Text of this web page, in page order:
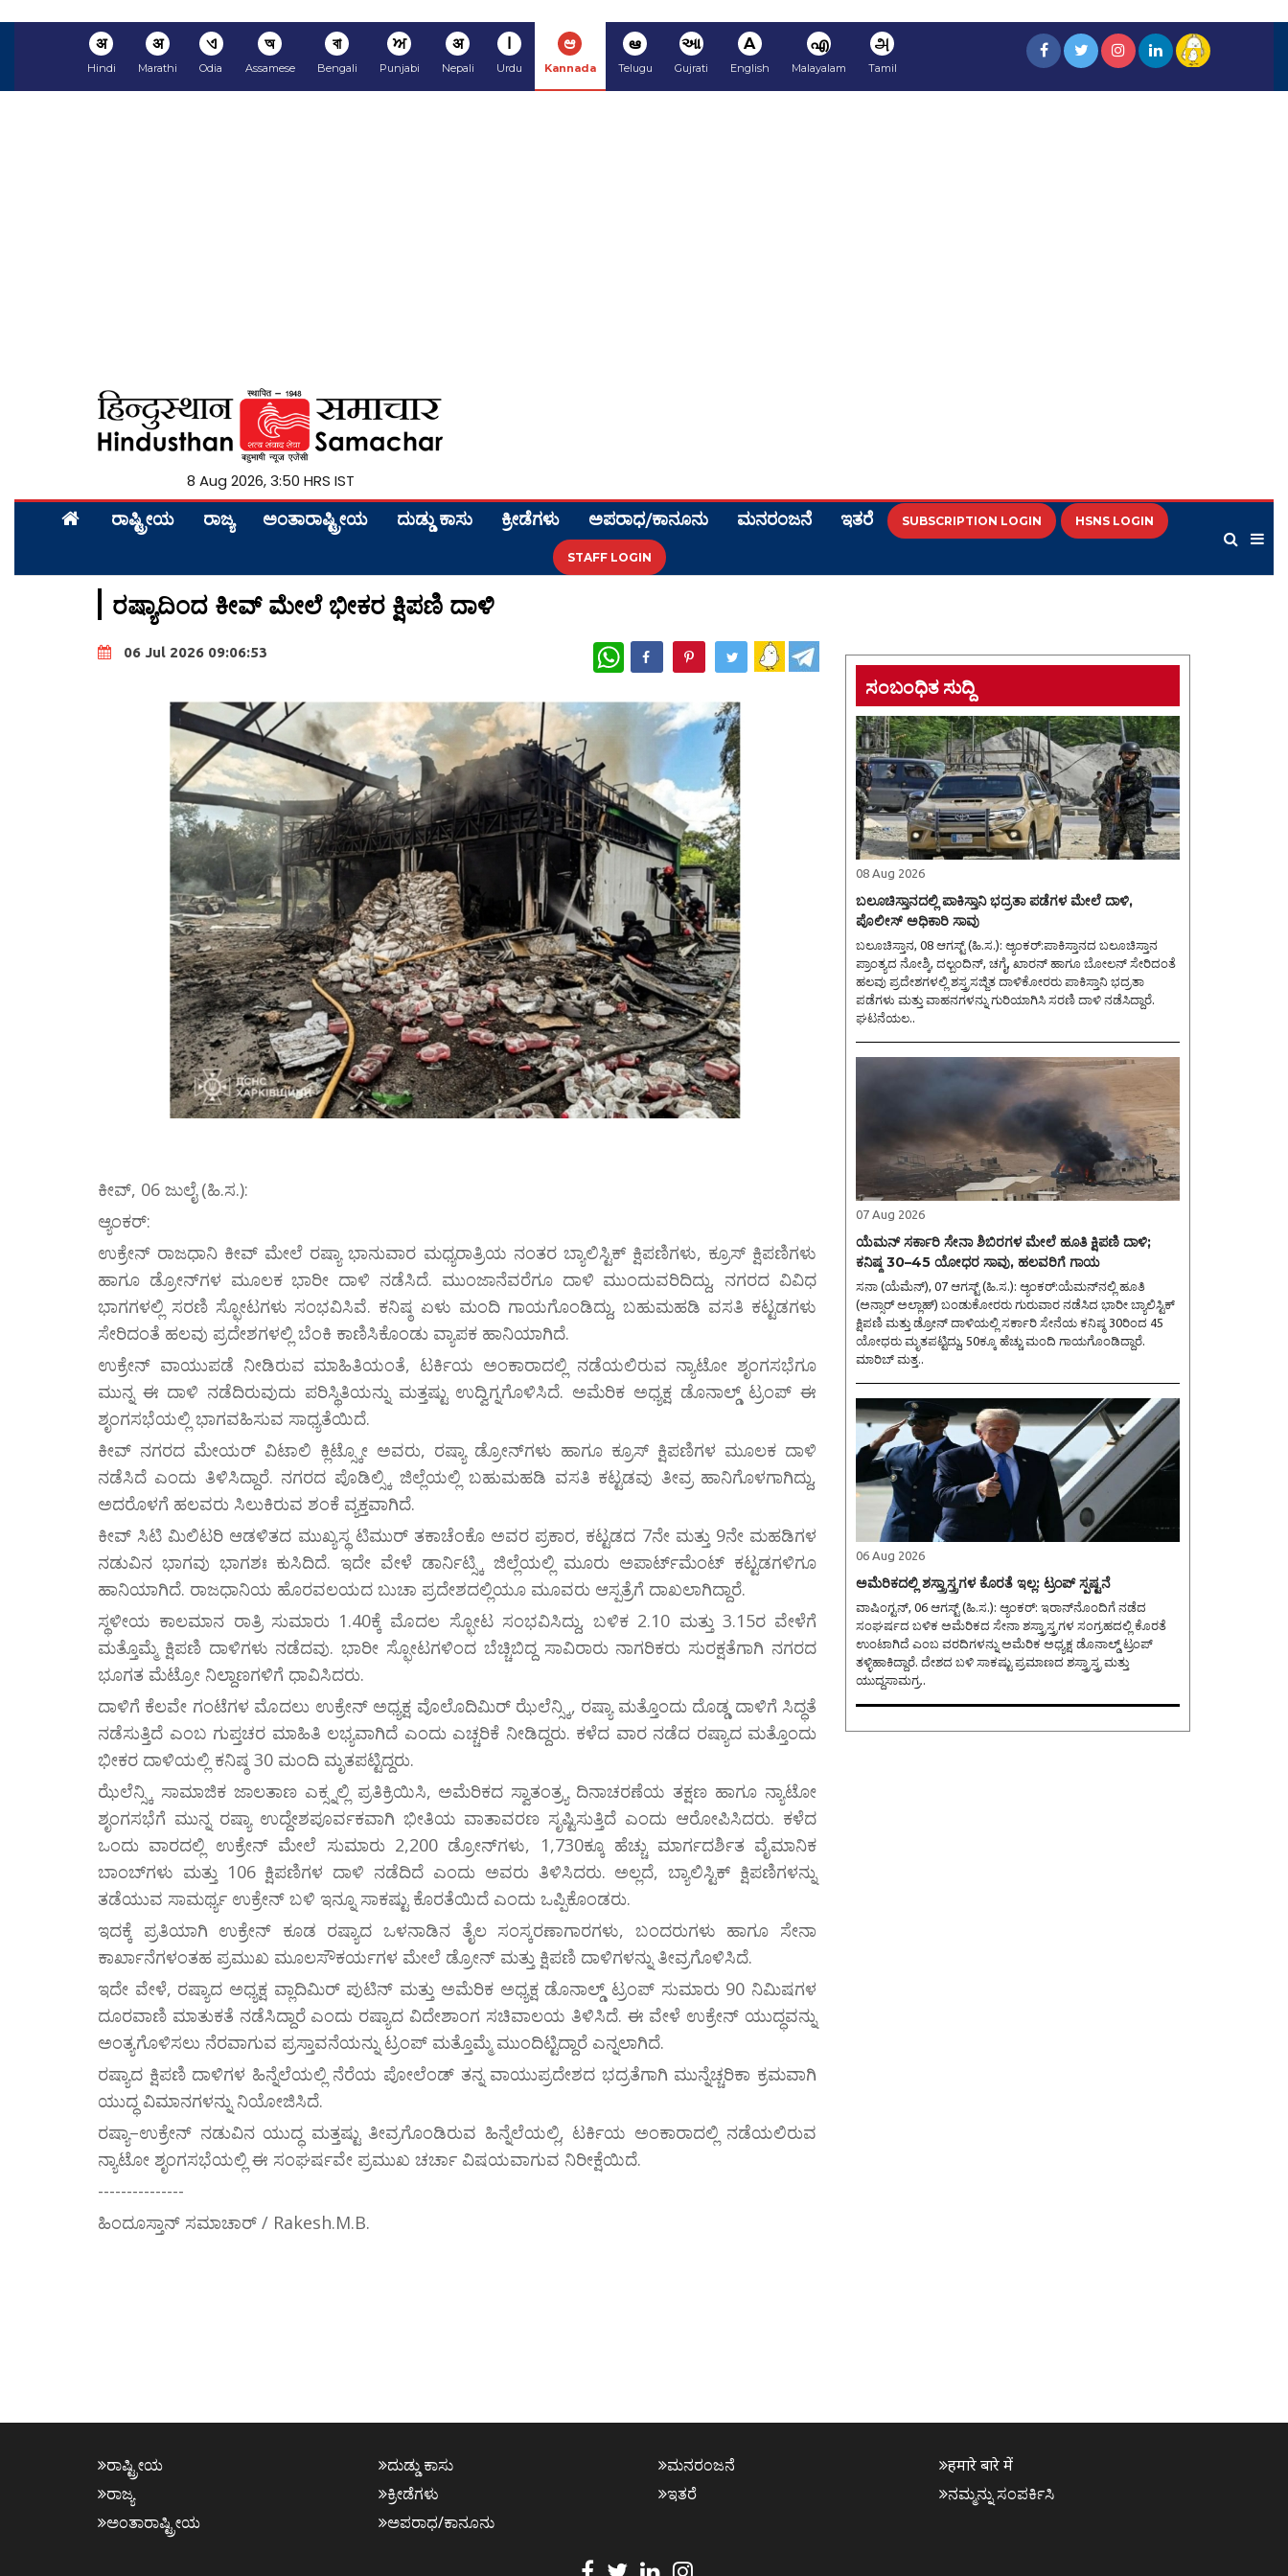
अ
Hindi
अ
Marathi
ଏ
Odia
অ
Assamese
বা
Bengali
ਅ
Punjabi
अ
Nepali
ا
Urdu
ಆ
Kannada
ఆ
Telugu
આ
Gujrati
A
English
എ
Malayalam
அ
Tamil
8 Aug 2026, 3:50 HRS IST
ರಾಷ್ಟ್ರೀಯ ರಾಜ್ಯ ಅಂತಾರಾಷ್ಟ್ರೀಯ ದುಡ್ಡು ಕಾಸು ಕ್ರೀಡೆಗಳು ಅಪರಾಧ/ಕಾನೂನು ಮನರಂಜನೆ ಇತರೆ SUBSCRIPTION LOGIN HSNS LOGIN
STAFF LOGIN
ರಷ್ಯಾದಿಂದ ಕೀವ್ ಮೇಲೆ ಭೀಕರ ಕ್ಷಿಪಣಿ ದಾಳಿ
06 Jul 2026 09:06:53 WhatsApp
ಕೀವ್, 06 ಜುಲೈ (ಹಿ.ಸ.):
ಆ್ಯಂಕರ್:
ಉಕ್ರೇನ್ ರಾಜಧಾನಿ ಕೀವ್ ಮೇಲೆ ರಷ್ಯಾ ಭಾನುವಾರ ಮಧ್ಯರಾತ್ರಿಯ ನಂತರ ಬ್ಯಾಲಿಸ್ಟಿಕ್ ಕ್ಷಿಪಣಿಗಳು, ಕ್ರೂಸ್ ಕ್ಷಿಪಣಿಗಳು
ಹಾಗೂ ಡ್ರೋನ್‌ಗಳ ಮೂಲಕ ಭಾರೀ ದಾಳಿ ನಡೆಸಿದೆ. ಮುಂಜಾನೆವರೆಗೂ ದಾಳಿ ಮುಂದುವರಿದಿದ್ದು, ನಗರದ ವಿವಿಧ
ಭಾಗಗಳಲ್ಲಿ ಸರಣಿ ಸ್ಫೋಟಗಳು ಸಂಭವಿಸಿವೆ. ಕನಿಷ್ಠ ಏಳು ಮಂದಿ ಗಾಯಗೊಂಡಿದ್ದು, ಬಹುಮಹಡಿ ವಸತಿ ಕಟ್ಟಡಗಳು
ಸೇರಿದಂತೆ ಹಲವು ಪ್ರದೇಶಗಳಲ್ಲಿ ಬೆಂಕಿ ಕಾಣಿಸಿಕೊಂಡು ವ್ಯಾಪಕ ಹಾನಿಯಾಗಿದೆ.
ಉಕ್ರೇನ್ ವಾಯುಪಡೆ ನೀಡಿರುವ ಮಾಹಿತಿಯಂತೆ, ಟರ್ಕಿಯ ಅಂಕಾರಾದಲ್ಲಿ ನಡೆಯಲಿರುವ ನ್ಯಾಟೋ ಶೃಂಗಸಭೆಗೂ
ಮುನ್ನ ಈ ದಾಳಿ ನಡೆದಿರುವುದು ಪರಿಸ್ಥಿತಿಯನ್ನು ಮತ್ತಷ್ಟು ಉದ್ವಿಗ್ನಗೊಳಿಸಿದೆ. ಅಮೆರಿಕ ಅಧ್ಯಕ್ಷ ಡೊನಾಲ್ಡ್ ಟ್ರಂಪ್ ಈ
ಶೃಂಗಸಭೆಯಲ್ಲಿ ಭಾಗವಹಿಸುವ ಸಾಧ್ಯತೆಯಿದೆ.
ಕೀವ್ ನಗರದ ಮೇಯರ್ ವಿಟಾಲಿ ಕ್ಲಿಟ್ಸ್ಕೋ ಅವರು, ರಷ್ಯಾ ಡ್ರೋನ್‌ಗಳು ಹಾಗೂ ಕ್ರೂಸ್ ಕ್ಷಿಪಣಿಗಳ ಮೂಲಕ ದಾಳಿ
ನಡೆಸಿದೆ ಎಂದು ತಿಳಿಸಿದ್ದಾರೆ. ನಗರದ ಪೊಡಿಲ್ಸ್ಕಿ ಜಿಲ್ಲೆಯಲ್ಲಿ ಬಹುಮಹಡಿ ವಸತಿ ಕಟ್ಟಡವು ತೀವ್ರ ಹಾನಿಗೊಳಗಾಗಿದ್ದು,
ಅದರೊಳಗೆ ಹಲವರು ಸಿಲುಕಿರುವ ಶಂಕೆ ವ್ಯಕ್ತವಾಗಿದೆ.
ಕೀವ್ ಸಿಟಿ ಮಿಲಿಟರಿ ಆಡಳಿತದ ಮುಖ್ಯಸ್ಥ ಟಿಮುರ್ ತಕಾಚೆಂಕೊ ಅವರ ಪ್ರಕಾರ, ಕಟ್ಟಡದ 7ನೇ ಮತ್ತು 9ನೇ ಮಹಡಿಗಳ
ನಡುವಿನ ಭಾಗವು ಭಾಗಶಃ ಕುಸಿದಿದೆ. ಇದೇ ವೇಳೆ ಡಾರ್ನಿಟ್ಸ್ಕಿ ಜಿಲ್ಲೆಯಲ್ಲಿ ಮೂರು ಅಪಾರ್ಟ್‌ಮೆಂಟ್ ಕಟ್ಟಡಗಳಿಗೂ
ಹಾನಿಯಾಗಿದೆ. ರಾಜಧಾನಿಯ ಹೊರವಲಯದ ಬುಚಾ ಪ್ರದೇಶದಲ್ಲಿಯೂ ಮೂವರು ಆಸ್ಪತ್ರೆಗೆ ದಾಖಲಾಗಿದ್ದಾರೆ.
ಸ್ಥಳೀಯ ಕಾಲಮಾನ ರಾತ್ರಿ ಸುಮಾರು 1.40ಕ್ಕೆ ಮೊದಲ ಸ್ಫೋಟ ಸಂಭವಿಸಿದ್ದು, ಬಳಿಕ 2.10 ಮತ್ತು 3.15ರ ವೇಳೆಗೆ
ಮತ್ತೊಮ್ಮೆ ಕ್ಷಿಪಣಿ ದಾಳಿಗಳು ನಡೆದವು. ಭಾರೀ ಸ್ಫೋಟಗಳಿಂದ ಬೆಚ್ಚಿಬಿದ್ದ ಸಾವಿರಾರು ನಾಗರಿಕರು ಸುರಕ್ಷತೆಗಾಗಿ ನಗರದ
ಭೂಗತ ಮೆಟ್ರೋ ನಿಲ್ದಾಣಗಳಿಗೆ ಧಾವಿಸಿದರು.
ದಾಳಿಗೆ ಕೆಲವೇ ಗಂಟೆಗಳ ಮೊದಲು ಉಕ್ರೇನ್ ಅಧ್ಯಕ್ಷ ವೊಲೊದಿಮಿರ್ ಝೆಲೆನ್ಸ್ಕಿ, ರಷ್ಯಾ ಮತ್ತೊಂದು ದೊಡ್ಡ ದಾಳಿಗೆ ಸಿದ್ಧತೆ
ನಡೆಸುತ್ತಿದೆ ಎಂಬ ಗುಪ್ತಚರ ಮಾಹಿತಿ ಲಭ್ಯವಾಗಿದೆ ಎಂದು ಎಚ್ಚರಿಕೆ ನೀಡಿದ್ದರು. ಕಳೆದ ವಾರ ನಡೆದ ರಷ್ಯಾದ ಮತ್ತೊಂದು
ಭೀಕರ ದಾಳಿಯಲ್ಲಿ ಕನಿಷ್ಠ 30 ಮಂದಿ ಮೃತಪಟ್ಟಿದ್ದರು.
ಝೆಲೆನ್ಸ್ಕಿ ಸಾಮಾಜಿಕ ಜಾಲತಾಣ ಎಕ್ಸ್ನಲ್ಲಿ ಪ್ರತಿಕ್ರಿಯಿಸಿ, ಅಮೆರಿಕದ ಸ್ವಾತಂತ್ರ್ಯ ದಿನಾಚರಣೆಯ ತಕ್ಷಣ ಹಾಗೂ ನ್ಯಾಟೋ
ಶೃಂಗಸಭೆಗೆ ಮುನ್ನ ರಷ್ಯಾ ಉದ್ದೇಶಪೂರ್ವಕವಾಗಿ ಭೀತಿಯ ವಾತಾವರಣ ಸೃಷ್ಟಿಸುತ್ತಿದೆ ಎಂದು ಆರೋಪಿಸಿದರು. ಕಳೆದ
ಒಂದು ವಾರದಲ್ಲಿ ಉಕ್ರೇನ್ ಮೇಲೆ ಸುಮಾರು 2,200 ಡ್ರೋನ್‌ಗಳು, 1,730ಕ್ಕೂ ಹೆಚ್ಚು ಮಾರ್ಗದರ್ಶಿತ ವೈಮಾನಿಕ
ಬಾಂಬ್‌ಗಳು ಮತ್ತು 106 ಕ್ಷಿಪಣಿಗಳ ದಾಳಿ ನಡೆದಿದೆ ಎಂದು ಅವರು ತಿಳಿಸಿದರು. ಅಲ್ಲದೆ, ಬ್ಯಾಲಿಸ್ಟಿಕ್ ಕ್ಷಿಪಣಿಗಳನ್ನು
ತಡೆಯುವ ಸಾಮರ್ಥ್ಯ ಉಕ್ರೇನ್ ಬಳಿ ಇನ್ನೂ ಸಾಕಷ್ಟು ಕೊರತೆಯಿದೆ ಎಂದು ಒಪ್ಪಿಕೊಂಡರು.
ಇದಕ್ಕೆ ಪ್ರತಿಯಾಗಿ ಉಕ್ರೇನ್ ಕೂಡ ರಷ್ಯಾದ ಒಳನಾಡಿನ ತೈಲ ಸಂಸ್ಕರಣಾಗಾರಗಳು, ಬಂದರುಗಳು ಹಾಗೂ ಸೇನಾ
ಕಾರ್ಖಾನೆಗಳಂತಹ ಪ್ರಮುಖ ಮೂಲಸೌಕರ್ಯಗಳ ಮೇಲೆ ಡ್ರೋನ್ ಮತ್ತು ಕ್ಷಿಪಣಿ ದಾಳಿಗಳನ್ನು ತೀವ್ರಗೊಳಿಸಿದೆ.
ಇದೇ ವೇಳೆ, ರಷ್ಯಾದ ಅಧ್ಯಕ್ಷ ವ್ಲಾದಿಮಿರ್ ಪುಟಿನ್ ಮತ್ತು ಅಮೆರಿಕ ಅಧ್ಯಕ್ಷ ಡೊನಾಲ್ಡ್ ಟ್ರಂಪ್ ಸುಮಾರು 90 ನಿಮಿಷಗಳ
ದೂರವಾಣಿ ಮಾತುಕತೆ ನಡೆಸಿದ್ದಾರೆ ಎಂದು ರಷ್ಯಾದ ವಿದೇಶಾಂಗ ಸಚಿವಾಲಯ ತಿಳಿಸಿದೆ. ಈ ವೇಳೆ ಉಕ್ರೇನ್ ಯುದ್ಧವನ್ನು
ಅಂತ್ಯಗೊಳಿಸಲು ನೆರವಾಗುವ ಪ್ರಸ್ತಾವನೆಯನ್ನು ಟ್ರಂಪ್ ಮತ್ತೊಮ್ಮೆ ಮುಂದಿಟ್ಟಿದ್ದಾರೆ ಎನ್ನಲಾಗಿದೆ.
ರಷ್ಯಾದ ಕ್ಷಿಪಣಿ ದಾಳಿಗಳ ಹಿನ್ನೆಲೆಯಲ್ಲಿ ನೆರೆಯ ಪೋಲೆಂಡ್ ತನ್ನ ವಾಯುಪ್ರದೇಶದ ಭದ್ರತೆಗಾಗಿ ಮುನ್ನೆಚ್ಚರಿಕಾ ಕ್ರಮವಾಗಿ
ಯುದ್ಧ ವಿಮಾನಗಳನ್ನು ನಿಯೋಜಿಸಿದೆ.
ರಷ್ಯಾ–ಉಕ್ರೇನ್ ನಡುವಿನ ಯುದ್ಧ ಮತ್ತಷ್ಟು ತೀವ್ರಗೊಂಡಿರುವ ಹಿನ್ನೆಲೆಯಲ್ಲಿ, ಟರ್ಕಿಯ ಅಂಕಾರಾದಲ್ಲಿ ನಡೆಯಲಿರುವ
ನ್ಯಾಟೋ ಶೃಂಗಸಭೆಯಲ್ಲಿ ಈ ಸಂಘರ್ಷವೇ ಪ್ರಮುಖ ಚರ್ಚಾ ವಿಷಯವಾಗುವ ನಿರೀಕ್ಷೆಯಿದೆ.
---------------
ಹಿಂದೂಸ್ತಾನ್ ಸಮಾಚಾರ್ / Rakesh.M.B.
ಸಂಬಂಧಿತ ಸುದ್ದಿ
08 Aug 2026
ಬಲೂಚಿಸ್ತಾನದಲ್ಲಿ ಪಾಕಿಸ್ತಾನಿ ಭದ್ರತಾ ಪಡೆಗಳ ಮೇಲೆ ದಾಳಿ,
ಪೊಲೀಸ್ ಅಧಿಕಾರಿ ಸಾವು
ಬಲೂಚಿಸ್ತಾನ, 08 ಆಗಸ್ಟ್ (ಹಿ.ಸ.): ಆ್ಯಂಕರ್:ಪಾಕಿಸ್ತಾನದ ಬಲೂಚಿಸ್ತಾನ
ಪ್ರಾಂತ್ಯದ ನೋಶ್ಕಿ, ದಲ್ಬಂದಿನ್, ಚಗೈ, ಖಾರನ್ ಹಾಗೂ ಬೋಲನ್ ಸೇರಿದಂತೆ
ಹಲವು ಪ್ರದೇಶಗಳಲ್ಲಿ ಶಸ್ತ್ರಸಜ್ಜಿತ ದಾಳಿಕೋರರು ಪಾಕಿಸ್ತಾನಿ ಭದ್ರತಾ
ಪಡೆಗಳು ಮತ್ತು ವಾಹನಗಳನ್ನು ಗುರಿಯಾಗಿಸಿ ಸರಣಿ ದಾಳಿ ನಡೆಸಿದ್ದಾರೆ.
ಘಟನೆಯಲ..
07 Aug 2026
ಯೆಮನ್ ಸರ್ಕಾರಿ ಸೇನಾ ಶಿಬಿರಗಳ ಮೇಲೆ ಹೂತಿ ಕ್ಷಿಪಣಿ ದಾಳಿ;
ಕನಿಷ್ಠ 30–45 ಯೋಧರ ಸಾವು, ಹಲವರಿಗೆ ಗಾಯ
ಸನಾ (ಯೆಮೆನ್), 07 ಆಗಸ್ಟ್ (ಹಿ.ಸ.): ಆ್ಯಂಕರ್:ಯೆಮನ್‌ನಲ್ಲಿ ಹೂತಿ
(ಅನ್ಸಾರ್ ಅಲ್ಲಾಹ್) ಬಂಡುಕೋರರು ಗುರುವಾರ ನಡೆಸಿದ ಭಾರೀ ಬ್ಯಾಲಿಸ್ಟಿಕ್
ಕ್ಷಿಪಣಿ ಮತ್ತು ಡ್ರೋನ್ ದಾಳಿಯಲ್ಲಿ ಸರ್ಕಾರಿ ಸೇನೆಯ ಕನಿಷ್ಠ 30ರಿಂದ 45
ಯೋಧರು ಮೃತಪಟ್ಟಿದ್ದು, 50ಕ್ಕೂ ಹೆಚ್ಚು ಮಂದಿ ಗಾಯಗೊಂಡಿದ್ದಾರೆ.
ಮಾರಿಬ್ ಮತ್ತ..
06 Aug 2026
ಅಮೆರಿಕದಲ್ಲಿ ಶಸ್ತ್ರಾಸ್ತ್ರಗಳ ಕೊರತೆ ಇಲ್ಲ: ಟ್ರಂಪ್ ಸ್ಪಷ್ಟನೆ
ವಾಷಿಂಗ್ಟನ್, 06 ಆಗಸ್ಟ್ (ಹಿ.ಸ.): ಆ್ಯಂಕರ್: ಇರಾನ್‌ನೊಂದಿಗೆ ನಡೆದ
ಸಂಘರ್ಷದ ಬಳಿಕ ಅಮೆರಿಕದ ಸೇನಾ ಶಸ್ತ್ರಾಸ್ತ್ರಗಳ ಸಂಗ್ರಹದಲ್ಲಿ ಕೊರತೆ
ಉಂಟಾಗಿದೆ ಎಂಬ ವರದಿಗಳನ್ನು ಅಮೆರಿಕ ಅಧ್ಯಕ್ಷ ಡೊನಾಲ್ಡ್ ಟ್ರಂಪ್
ತಳ್ಳಿಹಾಕಿದ್ದಾರೆ. ದೇಶದ ಬಳಿ ಸಾಕಷ್ಟು ಪ್ರಮಾಣದ ಶಸ್ತ್ರಾಸ್ತ್ರ ಮತ್ತು
ಯುದ್ಧಸಾಮಗ್ರ..
ರಾಷ್ಟ್ರೀಯ
ರಾಜ್ಯ
ಅಂತಾರಾಷ್ಟ್ರೀಯ
ದುಡ್ಡು ಕಾಸು
ಕ್ರೀಡೆಗಳು
ಅಪರಾಧ/ಕಾನೂನು
ಮನರಂಜನೆ
ಇತರೆ
हमारे बारे में
ನಮ್ಮನ್ನು ಸಂಪರ್ಕಿಸಿ